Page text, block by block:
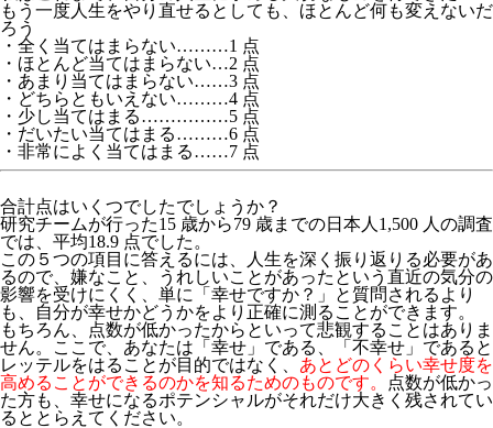
もう一度人生をやり直せるとしても、ほとんど何も変えないだ
ろう
・全く当てはまらない………1 点
・ほとんど当てはまらない…2 点
・あまり当てはまらない……3 点
・どちらともいえない………4 点
・少し当てはまる……………5 点
・だいたい当てはまる………6 点
・非常によく当てはまる……7 点
合計点はいくつでしたでしょうか？
研究チームが行った15 歳から79 歳までの日本人1,500 人の調査
では、平均18.9 点でした。
この５つの項目に答えるには、人生を深く振り返りる必要があ
るので、嫌なこと、うれしいことがあったという直近の気分の
影響を受けにくく、単に「幸せですか？」と質問されるより
も、自分が幸せかどうかをより正確に測ることができます。
もちろん、点数が低かったからといって悲観することはありま
せん。ここで、あなたは「幸せ」である、「不幸せ」であると
レッテルをはることが目的ではなく、 あとどのくらい幸せ度を
高めることができるのかを知るためのものです。
点数が低かっ
た方も、幸せになるポテンシャルがそれだけ大きく残されてい
るととらえてください。